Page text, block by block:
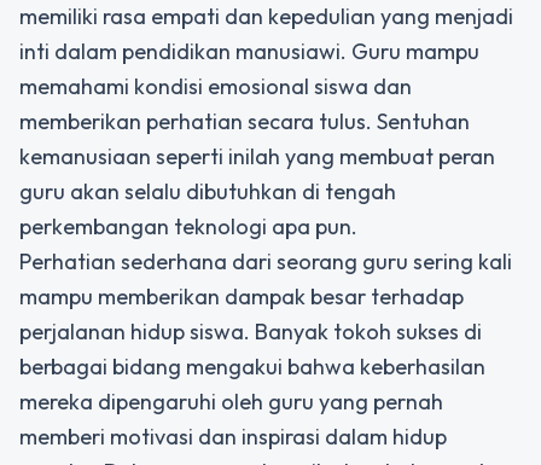
memiliki rasa empati dan kepedulian yang menjadi
inti dalam pendidikan manusiawi. Guru mampu
memahami kondisi emosional siswa dan
memberikan perhatian secara tulus. Sentuhan
kemanusiaan seperti inilah yang membuat peran
guru akan selalu dibutuhkan di tengah
perkembangan teknologi apa pun.
Perhatian sederhana dari seorang guru sering kali
mampu memberikan dampak besar terhadap
perjalanan hidup siswa. Banyak tokoh sukses di
berbagai bidang mengakui bahwa keberhasilan
mereka dipengaruhi oleh guru yang pernah
memberi motivasi dan inspirasi dalam hidup